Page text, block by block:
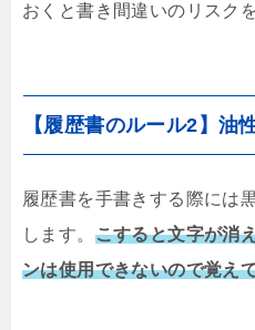
おくと書き間違いのリスク
【履歴書のルール2】油
履歴書を手書きする際には
します。 こすると文字が消
ンは使用できないので覚え